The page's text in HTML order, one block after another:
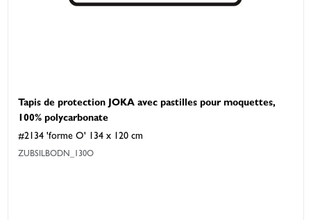
Tapis de protection JOKA avec pastilles pour moquettes,
100% polycarbonate
#2134 'forme O' 134 x 120 cm
ZUBSILBODN_130O